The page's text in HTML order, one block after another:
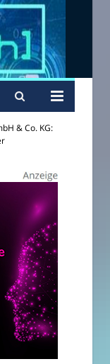
& Co. KG: